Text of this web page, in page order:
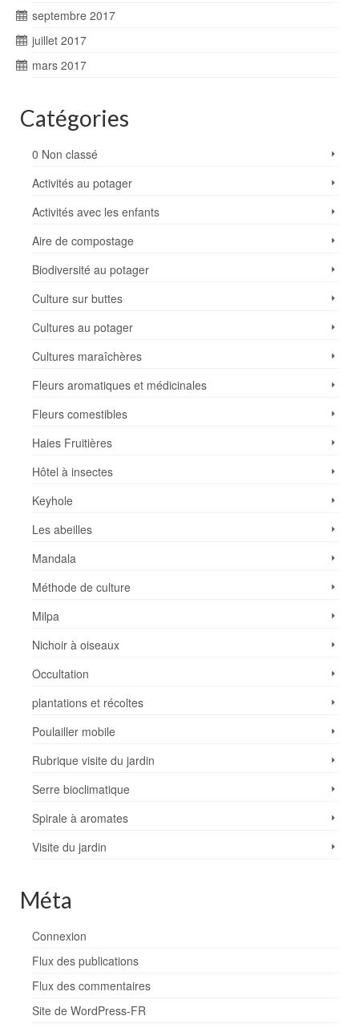
septembre 2017
juillet 2017
mars 2017
Catégories
0 Non classé
Activités au potager
Activités avec les enfants
Aire de compostage
Biodiversité au potager
Culture sur buttes
Cultures au potager
Cultures maraîchères
Fleurs aromatiques et médicinales
Fleurs comestibles
Haies Fruitières
Hôtel à insectes
Keyhole
Les abeilles
Mandala
Méthode de culture
Milpa
Nichoir à oiseaux
Occultation
plantations et récoltes
Poulailler mobile
Rubrique visite du jardin
Serre bioclimatique
Spirale à aromates
Visite du jardin
Méta
Connexion
Flux des publications
Flux des commentaires
Site de WordPress-FR